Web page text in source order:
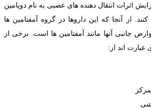
اثرات انتقال دهنده های عصبی به نام دوپامین
از آنجا که این داروها در گروه آمفتامین ها
جانبی آنها مانند آمفتامین ها است. برخی از
اند از: